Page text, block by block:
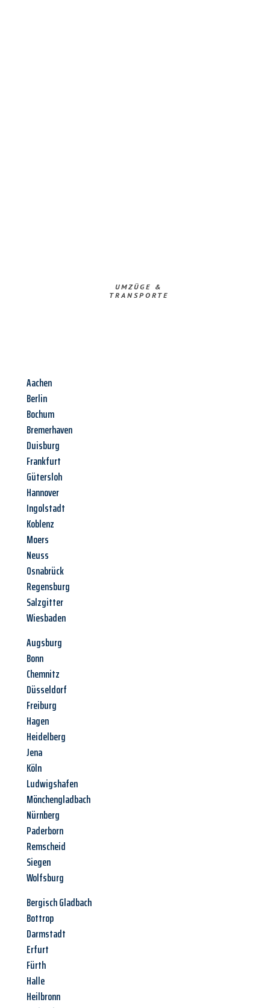
UMZÜGE &
TRANSPORTE
Aachen
Berlin
Bochum
Bremerhaven
Duisburg
Frankfurt
Gütersloh
Hannover
Ingolstadt
Koblenz
Moers
Neuss
Osnabrück
Regensburg
Salzgitter
Wiesbaden
Augsburg
Bonn
Chemnitz
Düsseldorf
Freiburg
Hagen
Heidelberg
Jena
Köln
Ludwigshafen
Mönchengladbach
Nürnberg
Paderborn
Remscheid
Siegen
Wolfsburg
Bergisch Gladbach
Bottrop
Darmstadt
Erfurt
Fürth
Halle
Heilbronn